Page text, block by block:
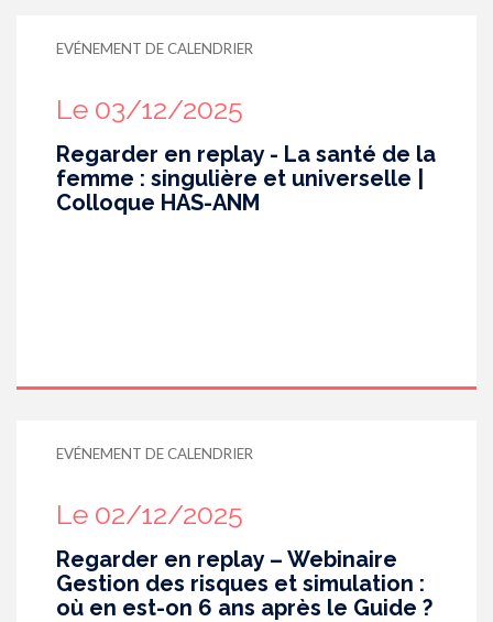
EVÉNEMENT DE CALENDRIER
Le 03/12/2025
Regarder en replay - La santé de la
femme : singulière et universelle |
Colloque HAS-ANM
EVÉNEMENT DE CALENDRIER
Le 02/12/2025
Regarder en replay – Webinaire
Gestion des risques et simulation :
où en est-on 6 ans après le Guide ?